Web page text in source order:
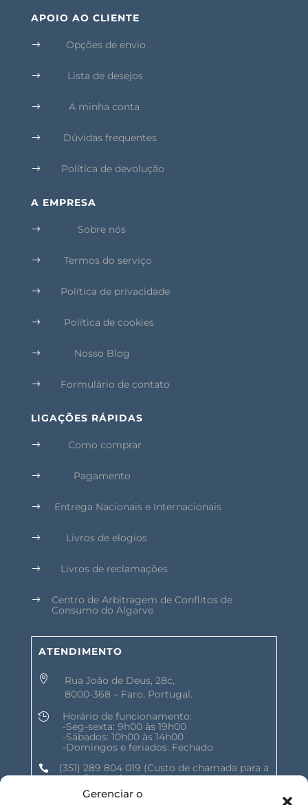
Gerenciar o
APOIO AO CLIENTE
$ Opções de envio
$ Lista de desejos
$ A minha conta
$ Dúvidas frequentes
$ Política de devolução
A EMPRESA
$ Sobre nós
$ Termos do serviço
$ Política de privacidade
$ Política de cookies
$ Nosso Blog
$ Formulário de contato
LIGAÇÕES RÁPIDAS
$ Como comprar
$ Pagamento
$ Entrega Nacionais e Internacionais
$ Livros de elogios
$ Livros de reclamações
$
Centro de Arbitragem de Conflitos de
Consumo do Algarve
ATENDIMENTO

Rua João de Deus, 28c,
8000-368 – Faro, Portugal.

Horário de funcionamento:
-Seg-sexta: 9h00 às 19h00
-Sábados: 10h00 às 14h00
-Domingos e feriados: Fechado
 (351) 289 804 019 (Custo de chamada para a
rede fixa nacional)
geral@shalomnature.com